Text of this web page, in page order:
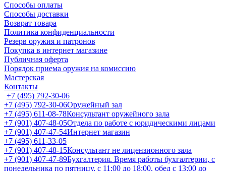
Способы оплаты
Способы доставки
Возврат товара
Политика конфиденциальности
Резерв оружия и патронов
Покупка в интернет магазине
Публичная оферта
Порядок приема оружия на комиссию
Мастерская
Контакты
+7 (495) 792-30-06
+7 (495) 792-30-06Оружейный зал
+7 (495) 611-08-78Консультант оружейного зала
+7 (901) 407-48-05Отдела по работе с юридическими лицами
+7 (901) 407-47-54Интернет магазин
+7 (495) 611-33-05
+7 (901) 407-48-15Консультант не лицензионного зала
+7 (901) 407-47-89Бухгалтерия. Время работы бухгалтерии, с
понедельника по пятницу, с 11:00 до 18:00, обед с 13:00 до